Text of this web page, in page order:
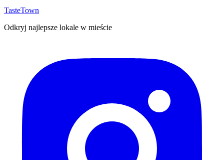
TasteTown
Odkryj najlepsze lokale w mieście